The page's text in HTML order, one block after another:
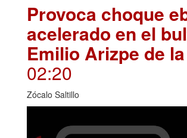
Provoca choque
acelerado en el
Emilio Arizpe de
02:20
Zócalo Saltillo